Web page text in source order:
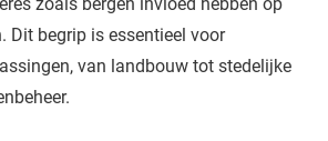
Dit begrip is essentieel voor
van landbouw tot stedelijke